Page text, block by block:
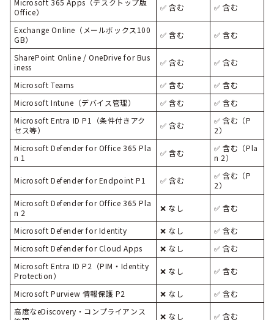
Office）
✅ 含む ✅ 含む
Exchange Online（メールボックス100
GB）
✅ 含む ✅ 含む
SharePoint Online / OneDrive for Bus
iness
✅ 含む ✅ 含む
Microsoft Teams ✅ 含む
✅ 含む
Microsoft Intune（デバイス管理）
✅ 含む
✅ 含む
Microsoft Entra ID P1（条件付きアク
セス等）
✅ 含む
✅ 含む（P
2）
Microsoft Defender for Office 365 Pla
n 1
✅ 含む
✅ 含む（Pla
n 2）
Microsoft Defender for Endpoint P1 ✅ 含む
✅ 含む（P
2）
Microsoft Defender for Office 365 Pla
n 2
❌ なし ✅ 含む
Microsoft Defender for Identity ❌ なし
✅ 含む
Microsoft Defender for Cloud Apps
❌ なし
✅ 含む
Microsoft Entra ID P2（PIM・Identity
Protection）
❌ なし ✅ 含む
Microsoft Purview 情報保護 P2 ❌ なし
✅ 含む
高度なeDiscovery・コンプライアンス
❌ なし ✅ 含む